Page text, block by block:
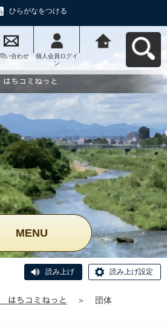
ひらがなをつける
い合わせ
個人会員ログイ
ン
動応援ｻｲﾄ はち
コミねっとへ戻
ちコミねっと
MENU
読み上げ 読み上げ設定
はちコミねっと ＞ 団体